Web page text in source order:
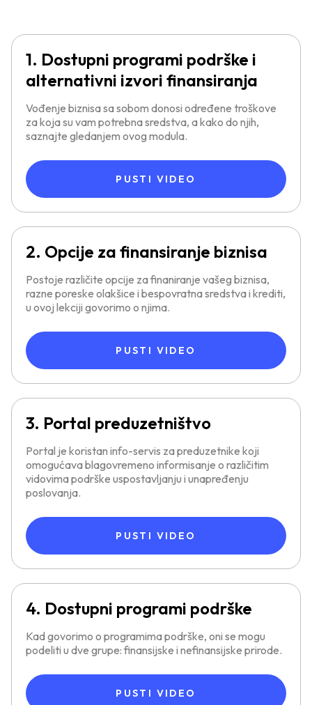
1. Dostupni programi podrške i
alternativni izvori finansiranja
Vođenje biznisa sa sobom donosi određene troškove
za koja su vam potrebna sredstva, a kako do njih,
saznajte gledanjem ovog modula.
PUSTI VIDEO
2. Opcije za finansiranje biznisa
Postoje različite opcije za finaniranje vašeg biznisa,
razne poreske olakšice i bespovratna sredstva i krediti,
u ovoj lekciji govorimo o njima.
PUSTI VIDEO
3. Portal preduzetništvo
Portal je koristan info-servis za preduzetnike koji
omogućava blagovremeno informisanje o različitim
vidovima podrške uspostavljanju i unapređenju
poslovanja.
PUSTI VIDEO
4. Dostupni programi podrške
Kad govorimo o programima podrške, oni se mogu
podeliti u dve grupe: finansijske i nefinansijske prirode.
PUSTI VIDEO